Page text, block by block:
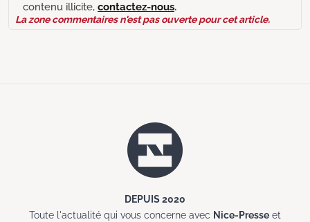
contenu illicite, contactez-nous.
La zone commentaires n'est pas ouverte pour cet article.
DEPUIS 2020
Toute l'actualité qui vous concerne avec Nice-Presse et